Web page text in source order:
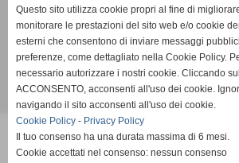
Partita IVA - Cod. Fisc.
Tel. 011.9846445 - Fax
info@cartoleriabomo.it
Questo sito utilizza cookie propri al fine di
monitorare le prestazioni del sito web e/o cookie
esterni che consentono di inviare messaggi
preferenze, come dettagliato nella Cookie Policy.
necessario autorizzare i nostri cookie. Cliccando
ACCONSENTO, acconsenti all'uso dei cookie.
navigando il sito acconsenti all'uso dei cookie.
Cookie Policy - Privacy Policy
Il tuo consenso ha una durata massima di 6 mesi.
Cookie accettati nel consenso: nessun consenso